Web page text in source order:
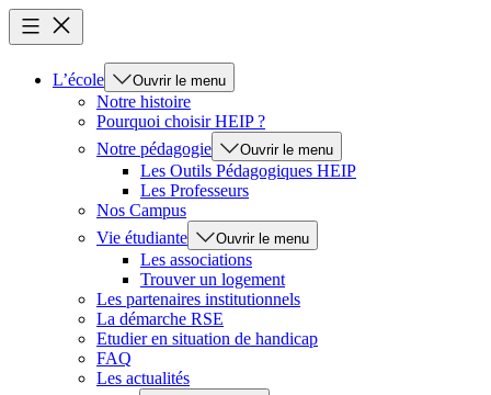
L’école Ouvrir le menu
Notre histoire
Pourquoi choisir HEIP ?
Notre pédagogie
Ouvrir le menu
Les Outils Pédagogiques HEIP
Les Professeurs
Nos Campus
Vie étudiante
Ouvrir le menu
Les associations
Trouver un logement
Les partenaires institutionnels
La démarche RSE
Etudier en situation de handicap
FAQ
Les actualités